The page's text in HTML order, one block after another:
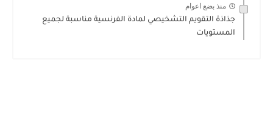
منذ بضع اعوام
جذاذة التقويم التشخيصي لمادة الفرنسية مناسبة لجميع
المستويات